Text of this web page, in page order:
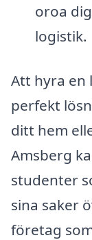
oroa
logistik.
Att hyra en
perfekt
ditt hem
Amsberg
studenter
sina saker
företag